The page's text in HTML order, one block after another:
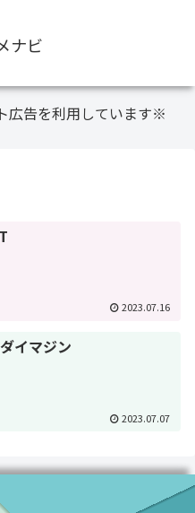
ナビ
広告を利用しています※
2023.07.16
イマジン
2023.07.07